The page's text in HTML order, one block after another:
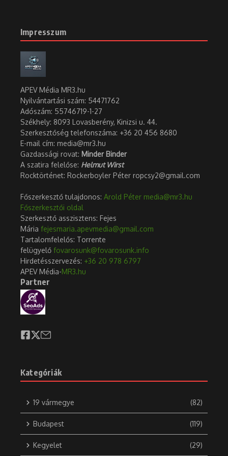
Tartalom
1. A hazai hulladékgazdálkodás fejlesztésének részeként a MOHU
A hazai hulladékgazdálkodás fejlesztésének
részeként a MOHU társasházi mintaprojektet
indított, amelynek célja a szelektív
hulladékgyűjtés hatékonyságának növelése,
illetve a lakókörnyezet fenntarthatóbbá tétele.
Kísérleti jelleggel, intelligens, nagykapacitású
kukákat telepítenek díjmentesen társasházaknál.
A nagyméretű ún. XXL okoskukák ingyenes
Az XXL kukák szállítása, ürítése sem kerül plusz
A MOHU az elkövetkező tíz évben több száz milliárd forintot
fektet be a hazai hulladékgazdálkodás fejlesztésére. A vállalat
indított. A pályázaton nyertes társasházaknál díjmentesen
telepítenek nagyméretű okoskukákat, ún. XXL kukákat. A
növelje a szelektíven gyűjtött anyagok tisztaságát, valamint